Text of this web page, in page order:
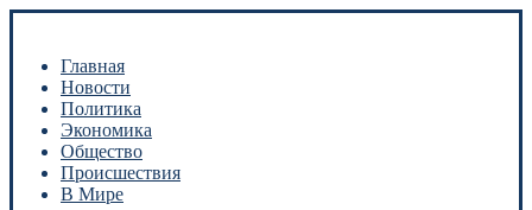
Главная
Новости
Политика
Экономика
Общество
Происшествия
В Мире